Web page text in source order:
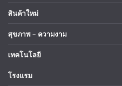
สินค้าใหม่
สุขภาพ – ความงาม
เทคโนโลยี
โรงแรม